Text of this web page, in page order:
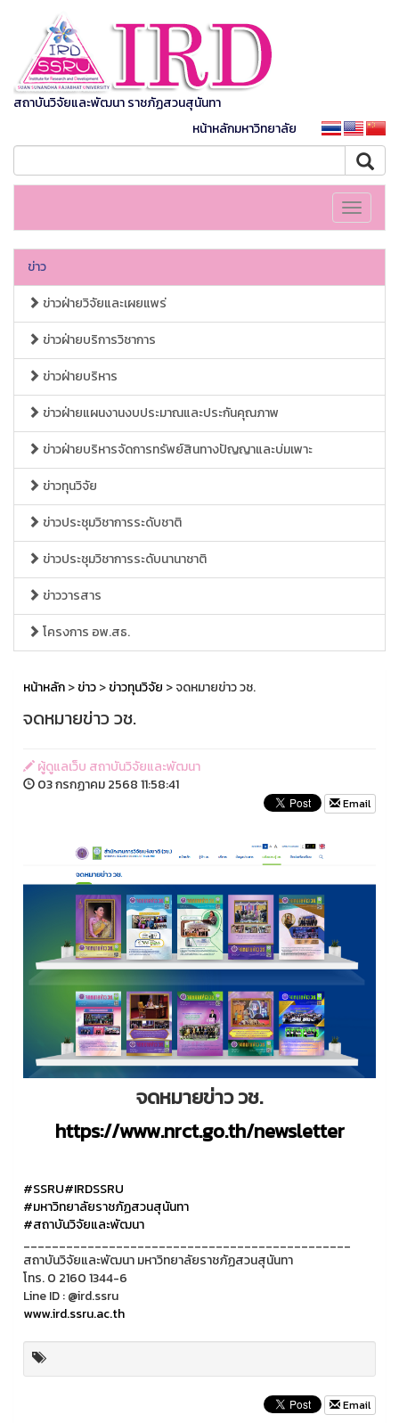
สถาบันวิจัยและพัฒนา ราชภัฏสวนสุนันทา
หน้าหลักมหาวิทยาลัย
Toggle
ข่าว
ข่าวฝ่ายวิจัยและเผยแพร่
ข่าวฝ่ายบริการวิชาการ
ข่าวฝ่ายบริหาร
ข่าวฝ่ายแผนงานงบประมาณและประกันคุณภาพ
ข่าวฝ่ายบริหารจัดการทรัพย์สินทางปัญญาและบ่มเพาะ
ข่าวทุนวิจัย
ข่าวประชุมวิชาการระดับชาติ
ข่าวประชุมวิชาการระดับนานาชาติ
ข่าววารสาร
โครงการ อพ.สธ.
หน้าหลัก>ข่าว>ข่าวทุนวิจัย > จดหมายข่าว วช.
จดหมายข่าว วช.
ผู้ดูแลเว็บ สถาบันวิจัยและพัฒนา
03 กรกฏาคม 2568 11:58:41
Email
จดหมายข่าว วช.
https://www.nrct.go.th/newsletter
#SSRU#IRDSSRU
#มหาวิทยาลัยราชภัฏสวนสุนันทา
#สถาบันวิจัยและพัฒนา
______________________________________________
สถาบันวิจัยและพัฒนา มหาวิทยาลัยราชภัฏสวนสุนันทา
โทร. 0 2160 1344-6
Line ID : @ird.ssru
www.ird.ssru.ac.th
Email